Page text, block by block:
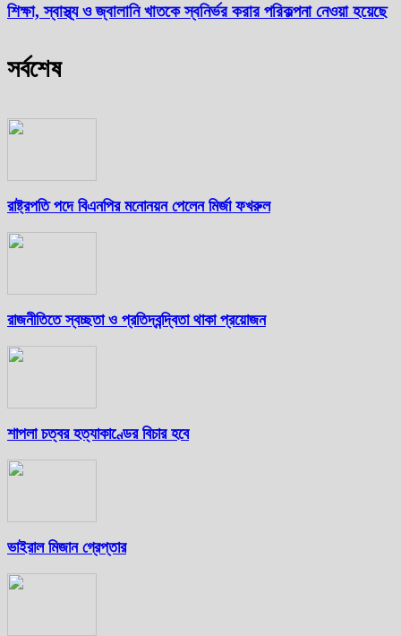
শিক্ষা, স্বাস্থ্য ও জ্বালানি খাতকে স্বনির্ভর করার পরিকল্পনা নেওয়া হয়েছে
সর্বশেষ
রাষ্ট্রপতি পদে বিএনপির মনোনয়ন পেলেন মির্জা ফখরুল
রাজনীতিতে স্বচ্ছতা ও প্রতিদ্বন্দ্বিতা থাকা প্রয়োজন
শাপলা চত্বর হত্যাকাণ্ডের বিচার হবে
ভাইরাল মিজান গ্রেপ্তার